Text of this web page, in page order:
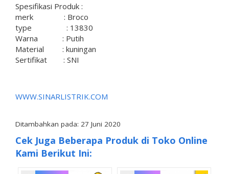
Spesifikasi Produk :
merk : Broco
type : 13830
Warna : Putih
Material : kuningan
Sertifikat : SNI
WWW.SINARLISTRIK.COM
Ditambahkan pada: 27 Juni 2020
Cek Juga Beberapa Produk di Toko Online
Kami Berikut Ini: